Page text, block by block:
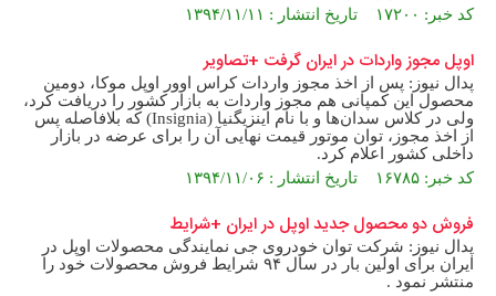
کد خبر: ۱۷۲۰۰ تاریخ انتشار : ۱۳۹۴/۱۱/۱۱
اوپل مجوز واردات در ایران گرفت +تصاویر
پدال نیوز: پس از اخذ مجوز واردات کراس اوور اوپل موکا، دومین
محصول این کمپانی هم مجوز واردات به بازار کشور را دریافت کرد،
ولی در کلاس سدان‌ها و با نام اینزیگنیا (Insignia) که بلافاصله پس
از اخذ مجوز، توان موتور قیمت نهایی آن را برای عرضه در بازار
داخلی کشور اعلام کرد.
کد خبر: ۱۶۷۸۵ تاریخ انتشار : ۱۳۹۴/۱۱/۰۶
فروش دو محصول جدید اوپل در ایران +شرایط
پدال نیوز: شرکت توان خودروی جی نمایندگی محصولات اوپل در
ایران برای اولین بار در سال ۹۴ شرایط فروش محصولات خود را
منتشر نمود .